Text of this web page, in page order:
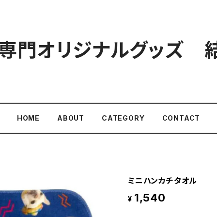
門オリジナルグッズ
HOME ABOUT CATEGORY CONTACT
ミニハンカチタオル
¥ 1,540